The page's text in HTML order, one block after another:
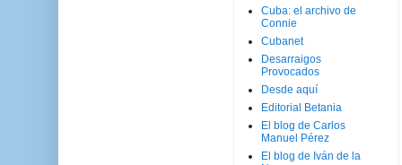
Cuba: el archivo de
Connie
Cubanet
Desarraigos
Provocados
Desde aquí
Editorial Betania
El blog de Carlos
Manuel Pérez
El blog de Iván de la